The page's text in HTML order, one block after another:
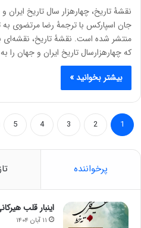
نقشۀ تاریخ، چهارهزار سال تاریخ ایران
جان اسپارکس با ترجمۀ رضا مرتضوی به
منتشر شده است. نقشۀ تاریخ، نقشه‌ای
که چهار‌هزارسال تاریخ ایران و جهان را
بیشتر بخوانید »
1
2
3
4
5
پرخواننده
اینبار قلب
۱۱ آبان ۱۴۰۴